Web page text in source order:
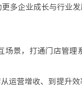
多企业成长与行业发
景，打通门店管理
运营增收、到提升